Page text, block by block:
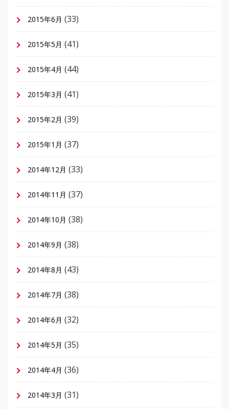
2015年6月 (33)
2015年5月 (41)
2015年4月 (44)
2015年3月 (41)
2015年2月 (39)
2015年1月 (37)
2014年12月 (33)
2014年11月 (37)
2014年10月 (38)
2014年9月 (38)
2014年8月 (43)
2014年7月 (38)
2014年6月 (32)
2014年5月 (35)
2014年4月 (36)
2014年3月 (31)